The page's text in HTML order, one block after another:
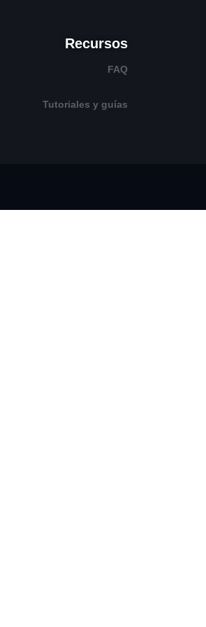
Recursos
FAQ
Tutoriales y guías